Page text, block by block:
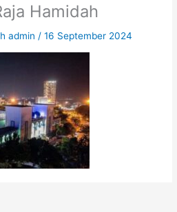
Hamidah
admin /16 September 2024